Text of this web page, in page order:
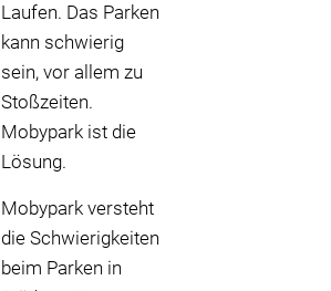
Laufen. Das Parken
kann schwierig
sein, vor allem zu
Stoßzeiten.
Mobypark ist die
Lösung.
Mobypark versteht
die Schwierigkeiten
beim Parken in